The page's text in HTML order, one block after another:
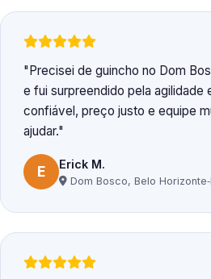
Precisei de guincho no Dom
e fui surpreendido pela agilidade
confiável, preço justo e equipe
ajudar.
E Erick M.
Dom Bosco, Belo